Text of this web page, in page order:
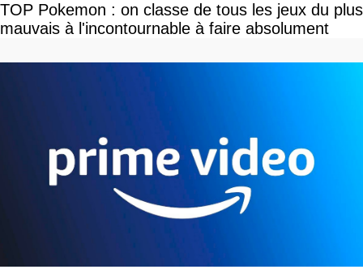
TOP Pokemon : on classe de tous les jeux du plus
mauvais à l'incontournable à faire absolument